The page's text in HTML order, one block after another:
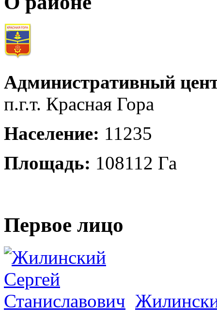
Административный
п.г.т. Красная Гора
Население: 11235
Площадь: 108112 Га
Первое лицо